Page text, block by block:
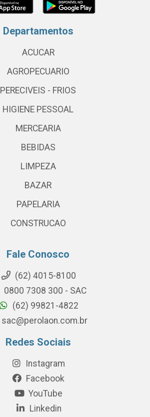
Departamentos
ACUCAR
AGROPECUARIO
PERECIVEIS - FRIOS
HIGIENE PESSOAL
MERCEARIA
BEBIDAS
LIMPEZA
BAZAR
PAPELARIA
CONSTRUCAO
Fale Conosco
(62) 4015-8100
0800 7308 300 - SAC
(62) 99821-4822
sac@perolaon.com.br
Redes Sociais
Instagram
Facebook
YouTube
Linkedin